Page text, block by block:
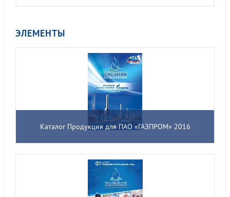
ЭЛЕМЕНТЫ
Каталог Продукция для ПАО «ГАЗПРОМ» 2016